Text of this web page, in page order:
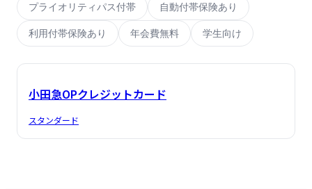
プライオリティパス付帯 自動付帯保険あり
利用付帯保険あり 年会費無料 学生向け
小田急OPクレジットカード
スタンダード